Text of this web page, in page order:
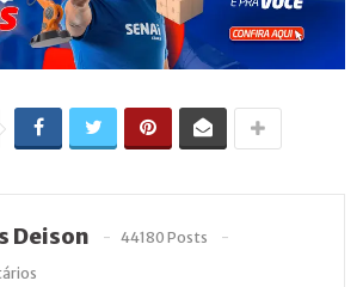
Deison
44180 Posts